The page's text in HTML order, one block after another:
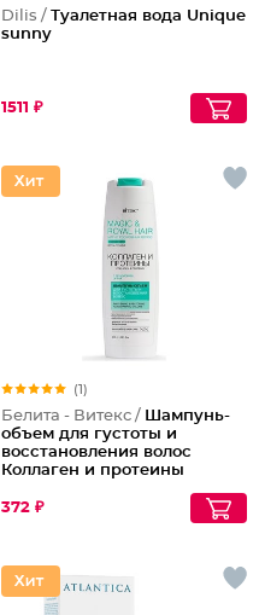
Dilis / Туалетная вода Unique
sunny
1511 ₽
(1)
Белита - Витекс / Шампунь-
объем для густоты и
восстановления волос
Коллаген и протеины
372 ₽